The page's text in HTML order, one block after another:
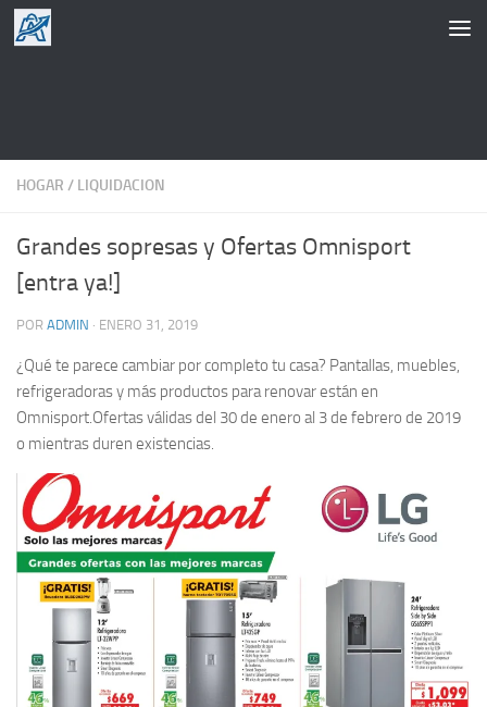
Saltar al contenido
HOGAR / LIQUIDACION
Grandes sopresas y Ofertas Omnisport
[entra ya!]
POR ADMIN · ENERO 31, 2019
¿Qué te parece cambiar por completo tu casa? Pantallas, muebles,
refrigeradoras y más productos para renovar están en
Omnisport.Ofertas válidas del 30 de enero al 3 de febrero de 2019
o mientras duren existencias.